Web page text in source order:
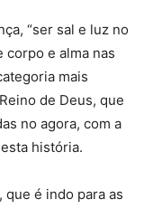
“ser sal e luz no
corpo e alma nas
mais
de Deus, que
no agora, com a
história.
que é indo para as